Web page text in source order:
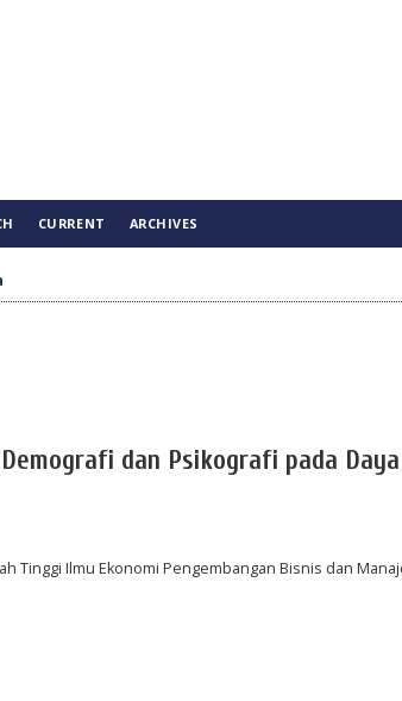
CURRENT ARCHIVES
dan Psikografi pada
Tinggi Ilmu Ekonomi Pengembangan Bisnis dan